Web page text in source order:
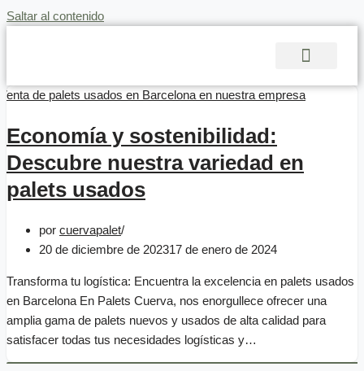
Saltar al contenido
Economía y sostenibilidad:
Descubre nuestra variedad en
palets usados
por cuervapalet
20 de diciembre de 202317 de enero de 2024
Transforma tu logística: Encuentra la excelencia en palets usados
en Barcelona En Palets Cuerva, nos enorgullece ofrecer una
amplia gama de palets nuevos y usados de alta calidad para
satisfacer todas tus necesidades logísticas y…